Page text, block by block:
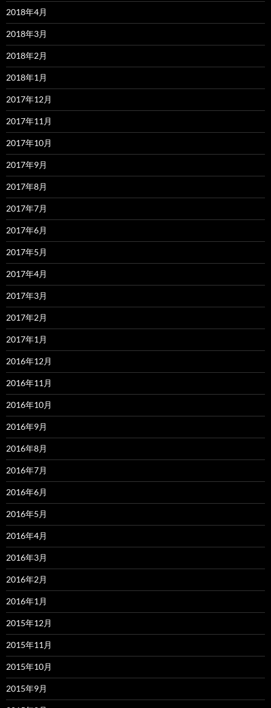
2018年4月
2018年3月
2018年2月
2018年1月
2017年12月
2017年11月
2017年10月
2017年9月
2017年8月
2017年7月
2017年6月
2017年5月
2017年4月
2017年3月
2017年2月
2017年1月
2016年12月
2016年11月
2016年10月
2016年9月
2016年8月
2016年7月
2016年6月
2016年5月
2016年4月
2016年3月
2016年2月
2016年1月
2015年12月
2015年11月
2015年10月
2015年9月